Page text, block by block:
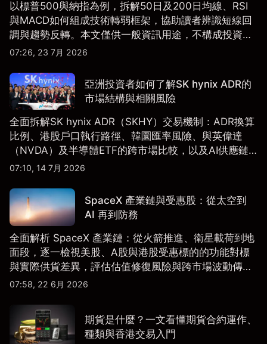
以標普500與納指為例，拆解50日及200日均線、RSI
與MACD如何組成技術轉弱框架，協助讀者辨識短線回
調與趨勢反轉。本文僅供一般資訊用途，不構成投資研
究、投資建議或任何交易推薦。
07:26, 23 7月 2026
亞洲投資者如何了解SK hynix ADR的
市場結構與相關風險
全面拆解SK hynix ADR（SKHY）交易機制：ADR換算
比例、港股戶口執行路徑、韓圜匯率風險、與英偉達
（NVDA）及半導體ETF的跨市場比較，以及AI供應鏈
配置框架，適合香港及亞洲投資者參考。
07:10, 14 7月 2026
SpaceX 產業鏈與受惠股：從太空到
AI 再到防務
全面解析 SpaceX 產業鏈：從火箭推進、衛星載荷到地
面段，逐一檢視美股、A股與港股受惠標的的功能對標
與實際供貨差異，評估估值修復風險與跨市場波動傳
導。
07:58, 22 6月 2026
期貨是什麼？一文看懂期貨合約運作、
種類與香港交易入門